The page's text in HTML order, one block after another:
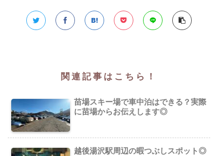
関連記事はこちら！
苗場スキー場で車中泊はできる？実際
に苗場からお伝えします◎
越後湯沢駅周辺の暇つぶしスポット◎